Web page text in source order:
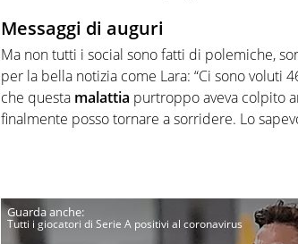
Messaggi di auguri
Ma non tutti i social sono fatti di polemiche,
per la bella notizia come Lara: “Ci sono voluti
che questa malattia purtroppo aveva colpito
finalmente posso tornare a sorridere. Lo
Tutti i giocatori di Serie A positivi al coronavirus